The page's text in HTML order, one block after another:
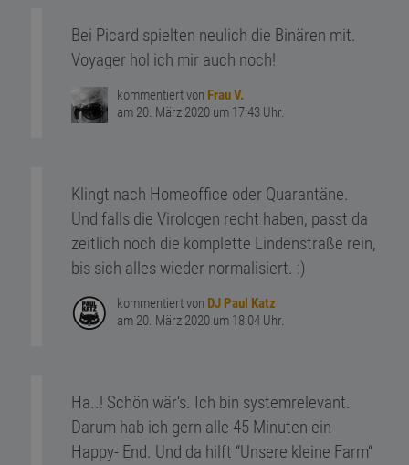
Bei Picard spielten neulich die Binären mit.
Voyager hol ich mir auch noch!
kommentiert von Frau V.
am 20. März 2020 um 17:43 Uhr.
Klingt nach Homeoffice oder Quarantäne.
Und falls die Virologen recht haben, passt da
zeitlich noch die komplette Lindenstraße rein,
bis sich alles wieder normalisiert. :)
kommentiert von DJ Paul Katz
am 20. März 2020 um 18:04 Uhr.
Ha..! Schön wär‘s. Ich bin systemrelevant.
Darum hab ich gern alle 45 Minuten ein
Happy- End. Und da hilft “Unsere kleine Farm“